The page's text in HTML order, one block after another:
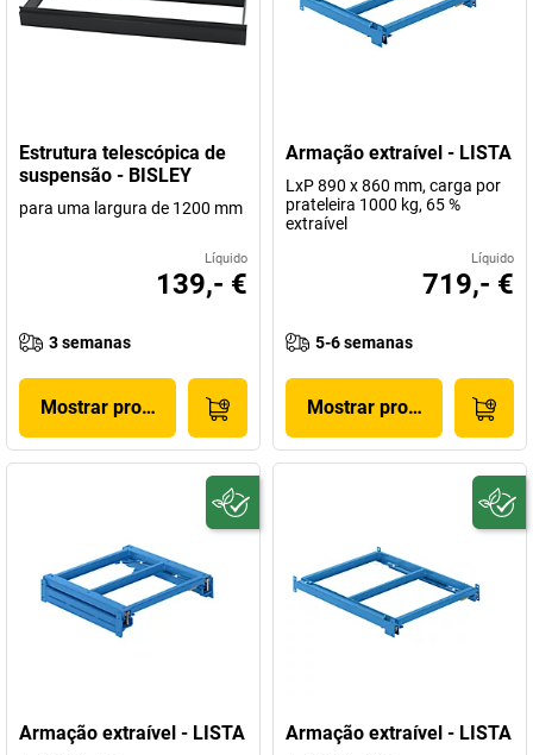
Estrutura telescópica de
suspensão - BISLEY
para uma largura de 1200 mm
Líquido
139,- €
3 semanas
Mostrar produto
Armação extraível - LISTA
LxP 890 x 860 mm, carga por
prateleira 1000 kg, 65 %
extraível
Líquido
719,- €
5-6 semanas
Mostrar produto
Armação extraível - LISTA Armação extraível - LISTA